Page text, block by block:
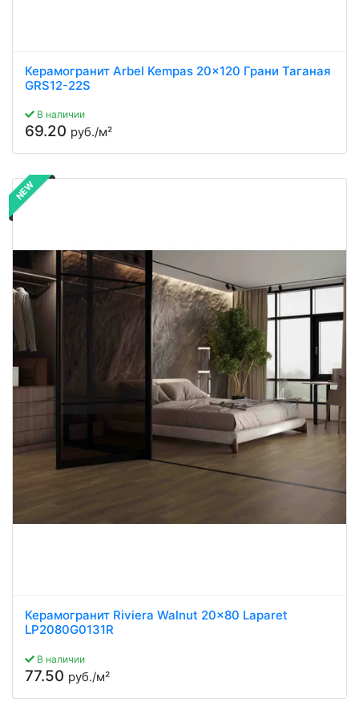
Керамогранит Arbel Kempas 20x120 Грани Таганая
GRS12-22S
В наличии
69.20 руб./м²
NEW
Керамогранит Riviera Walnut 20x80 Laparet
LP2080G0131R
В наличии
77.50 руб./м²